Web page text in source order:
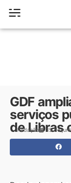
GDF
serviços
de Libras
Redação 15 de